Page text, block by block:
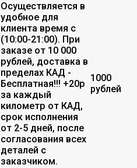
Осуществляется в
удобное для
клиента время с
(10:00-21:00). При
заказе от 10 000
рублей, доставка в
пределах КАД -
Бесплатная!!! +20р
за каждый
километр от КАД,
срок исполнения
от 2-5 дней, после
согласования всех
деталей с
заказчиком.
1000
рублей